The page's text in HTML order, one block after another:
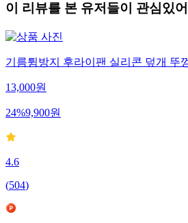
이 리뷰를 본 유저들이 관심있
기름튐방지 후라이팬 실리콘 덮개 뚜
13,000원
24%9,900원
4.6
(504)